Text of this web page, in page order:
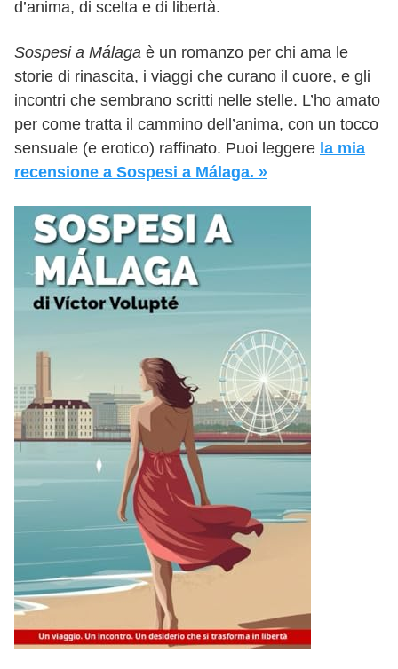
d’anima, di scelta e di libertà.
Sospesi a Málaga è un romanzo per chi ama le
storie di rinascita, i viaggi che curano il cuore, e gli
incontri che sembrano scritti nelle stelle. L’ho amato
per come tratta il cammino dell’anima, con un tocco
sensuale (e erotico) raffinato. Puoi leggere la mia
recensione a Sospesi a Málaga. »